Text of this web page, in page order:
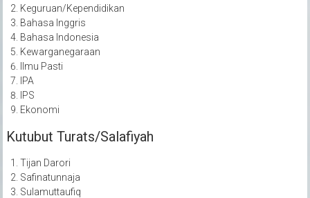
Keguruan/Kependidikan
Bahasa Inggris
Bahasa Indonesia
Kewarganegaraan
Ilmu Pasti
IPA
IPS
Ekonomi
Kutubut Turats/Salafiyah
Tijan Darori
Safinatunnaja
Sulamuttaufiq